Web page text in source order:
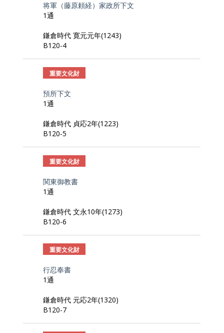
将軍（藤原頼経）家政所下文
1通
鎌倉時代 寛元元年(1243)
B120-4
重要文化財
預所下文
1通
鎌倉時代 貞応2年(1223)
B120-5
重要文化財
関東御教書
1通
鎌倉時代 文永10年(1273)
B120-6
重要文化財
行忍奉書
1通
鎌倉時代 元応2年(1320)
B120-7